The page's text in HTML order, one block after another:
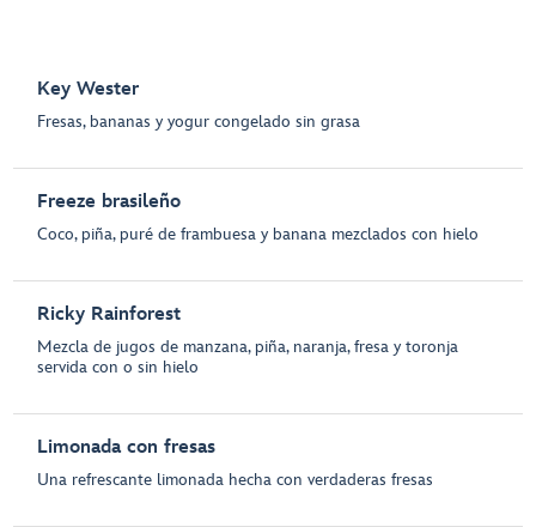
Key Wester
Fresas, bananas y yogur congelado sin grasa
Freeze brasileño
Coco, piña, puré de frambuesa y banana mezclados con hielo
Ricky Rainforest
Mezcla de jugos de manzana, piña, naranja, fresa y toronja
servida con o sin hielo
Limonada con fresas
Una refrescante limonada hecha con verdaderas fresas